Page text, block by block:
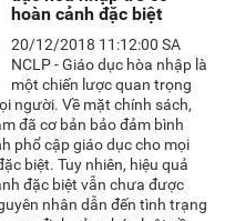
hoàn cảnh đặc biệt
20/12/2018 11:12:00 SA
NCLP - Giáo dục hòa nhập là
một chiến lược quan trọng
người. Về mặt chính sách,
đã cơ bản bảo đảm bình
phổ cập giáo dục cho mọi
biệt. Tuy nhiên, hiệu quả
đặc biệt vẫn chưa được
nhân dẫn đến tình trạng